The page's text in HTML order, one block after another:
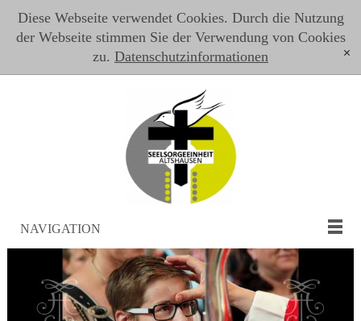
Diese Webseite verwendet Cookies. Durch die Nutzung
der Webseite stimmen Sie der Verwendung von Cookies
zu. Datenschutzinformationen [x]
NAVIGATION